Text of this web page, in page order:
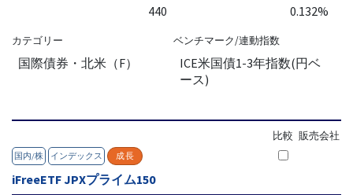
440 0.132%
カテゴリー
国際債券・北米（F）
ベンチマーク/連動指数
ICE米国債1-3年指数(円ベ
ース)
国内/株 インデックス 成長
比較 販売会社
iFreeETF JPXプライム150